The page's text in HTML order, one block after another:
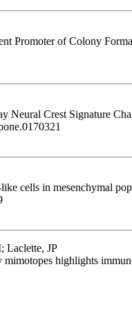
Promoter of Colony
Neural Crest Signature
cells in mesenchymal
Laclette, JP
highlights